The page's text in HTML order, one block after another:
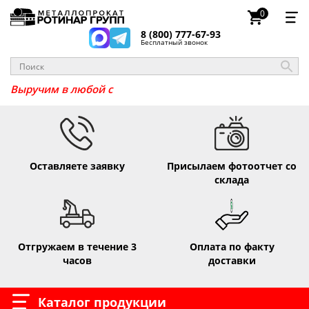
8 (800) 777-67-93
Бесплатный звонок
0
Выручим
Оставляете заявку
Присылаем фотоотчет со
склада
Отгружаем в течение 3
часов
Оплата по факту
доставки
Каталог продукции